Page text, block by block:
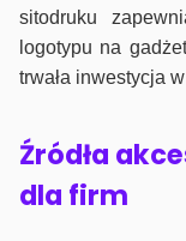
sitodruku
logotypu na
trwała inwestycja
Źródła
dla firm